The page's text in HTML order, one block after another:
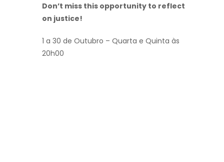
Don’t miss this opportunity to reflect
on justice!
1 a 30 de Outubro – Quarta e Quinta às
20h00